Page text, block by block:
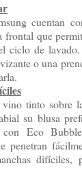
cuentan
frontal que
ciclo de
o una
tinto sobre
su blusa
Eco
penetran
difíciles,